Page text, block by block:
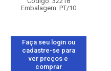
Embalagem: PT/10
Faça seu login ou
cadastre-se para
ver preços e
comprar